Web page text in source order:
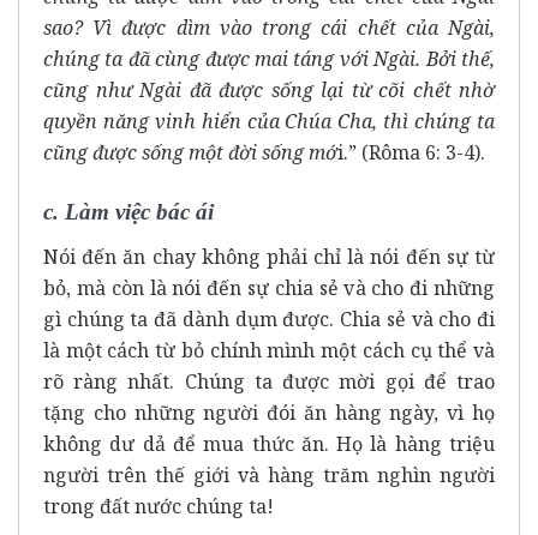
sao? Vì được dìm vào trong cái chết của Ngài,
chúng ta đã cùng được mai táng với Ngài. Bởi thế,
cũng như Ngài đã được sống lại từ cõi chết nhờ
quyền năng vinh hiển của Chúa Cha, thì chúng ta
cũng được sống một đời sống mới.” (Rôma 6: 3-4).
c. Làm việc bác ái
Nói đến ăn chay không phải chỉ là nói đến sự từ
bỏ, mà còn là nói đến sự chia sẻ và cho đi những
gì chúng ta đã dành dụm được. Chia sẻ và cho đi
là một cách từ bỏ chính mình một cách cụ thể và
rõ ràng nhất. Chúng ta được mời gọi để trao
tặng cho những người đói ăn hàng ngày, vì họ
không dư dả để mua thức ăn. Họ là hàng triệu
người trên thế giới và hàng trăm nghìn người
trong đất nước chúng ta!